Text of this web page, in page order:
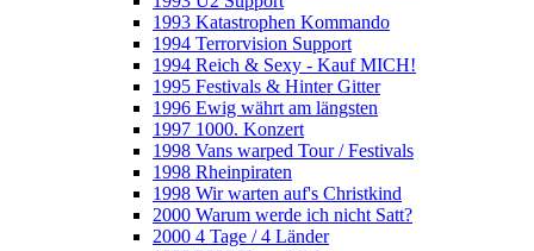
1993 Katastrophen Kommando
1994 Terrorvision Support
1994 Reich & Sexy - Kauf MICH!
1995 Festivals & Hinter Gitter
1996 Ewig währt am längsten
1997 1000. Konzert
1998 Vans warped Tour / Festivals
1998 Rheinpiraten
1998 Wir warten auf's Christkind
2000 Warum werde ich nicht Satt?
2000 4 Tage / 4 Länder